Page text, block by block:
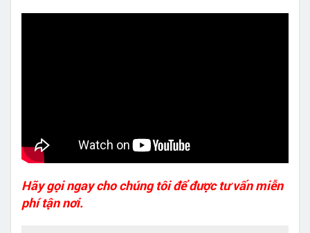
Hãy gọi ngay cho chúng tôi để được tư vấn miễn
phí tận nơi.